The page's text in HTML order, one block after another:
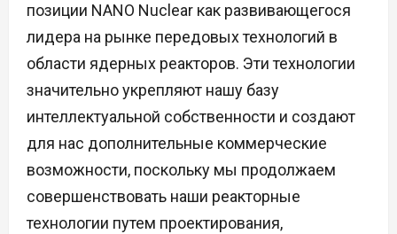
позиции NANO Nuclear как развивающегося
лидера на рынке передовых технологий в
области ядерных реакторов. Эти технологии
значительно укрепляют нашу базу
интеллектуальной собственности и создают
для нас дополнительные коммерческие
возможности, поскольку мы продолжаем
совершенствовать наши реакторные
технологии путем проектирования,